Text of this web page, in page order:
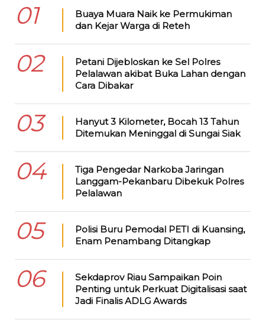
01
Buaya Muara Naik ke Permukiman
dan Kejar Warga di Reteh
02
Petani Dijebloskan ke Sel Polres
Pelalawan akibat Buka Lahan dengan
Cara Dibakar
03
Hanyut 3 Kilometer, Bocah 13 Tahun
Ditemukan Meninggal di Sungai Siak
04
Tiga Pengedar Narkoba Jaringan
Langgam-Pekanbaru Dibekuk Polres
Pelalawan
05
Polisi Buru Pemodal PETI di Kuansing,
Enam Penambang Ditangkap
06
Sekdaprov Riau Sampaikan Poin
Penting untuk Perkuat Digitalisasi saat
Jadi Finalis ADLG Awards